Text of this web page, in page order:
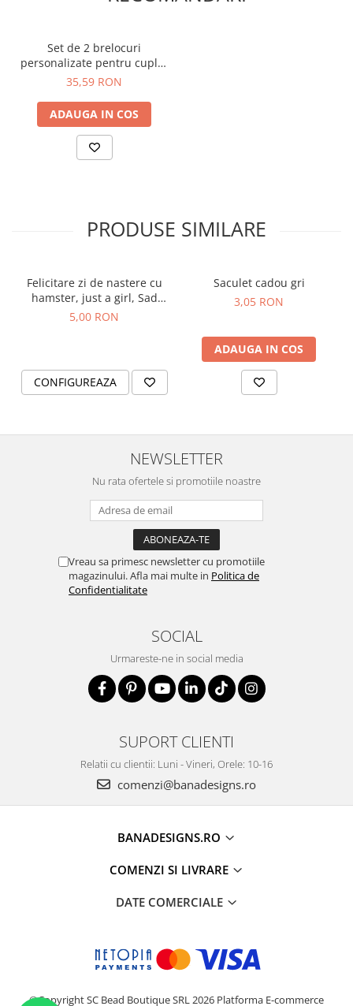
Set de 2 brelocuri
personalizate pentru cuplu,
Her King, His Queen BR18
35,59 RON
ADAUGA IN COS
PRODUSE SIMILARE
Felicitare zi de nastere cu
hamster, just a girl, Sad
hamster meme
5,00 RON
CONFIGUREAZA
Saculet cadou gri
3,05 RON
ADAUGA IN COS
NEWSLETTER
Nu rata ofertele si promotiile noastre
Vreau sa primesc newsletter cu promotiile
magazinului. Afla mai multe in Politica de
Confidentialitate
SOCIAL
Urmareste-ne in social media
SUPORT CLIENTI
Relatii cu clientii: Luni - Vineri, Orele: 10-16
comenzi@banadesigns.ro
BANADESIGNS.RO
COMENZI SI LIVRARE
DATE COMERCIALE
©Copyright SC Bead Boutique SRL 2026 Platforma E-commerce